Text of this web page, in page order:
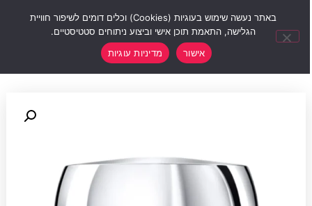
באתר נעשה שימוש בעוגיות (Cookies) וכלים דומים לשיפור חוויית
הגלישה, התאמת תוכן אישי וביצוע ניתוחים סטטיסטיים.
אישור
מדיניות עוגיות